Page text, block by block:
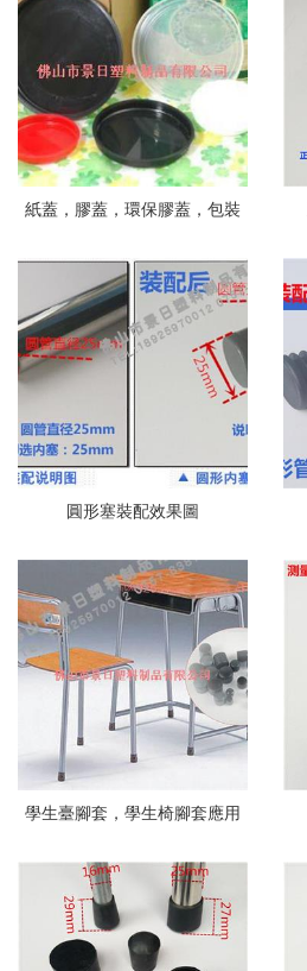
紙蓋，膠蓋，環保膠蓋，包裝
蓋展示
圓形塞裝配效果圖
學生臺腳套，學生椅腳套應用